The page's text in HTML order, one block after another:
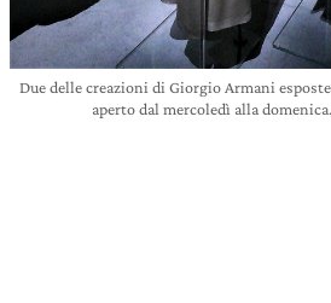
Due delle creazioni di Giorgio Armani
aperto dal mercoledì alla